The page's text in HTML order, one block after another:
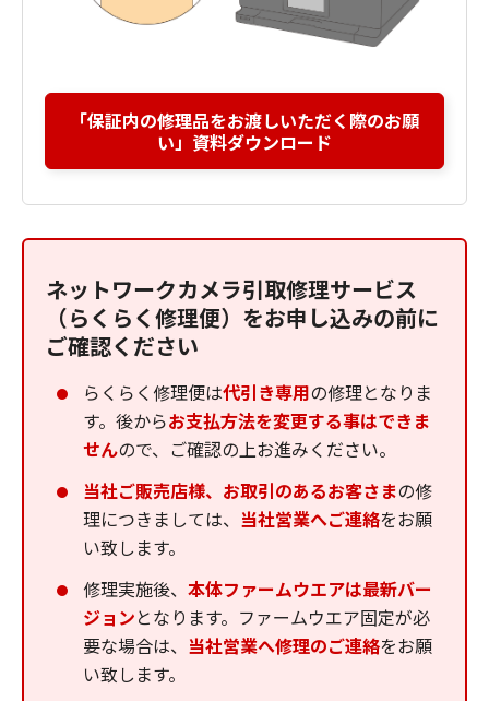
「保証内の修理品をお渡しいただく際のお願
い」資料ダウンロード
ネットワークカメラ引取修理サービス
（らくらく修理便）をお申し込みの前に
ご確認ください
らくらく修理便は代引き専用の修理となりま
す。後からお支払方法を変更する事はできま
せんので、ご確認の上お進みください。
当社ご販売店様、お取引のあるお客さまの修
理につきましては、 当社営業へご連絡をお願
い致します。
修理実施後、 本体ファームウエアは最新バー
ジョンとなります。ファームウエア固定が必
要な場合は、 当社営業へ修理のご連絡をお願
い致します。